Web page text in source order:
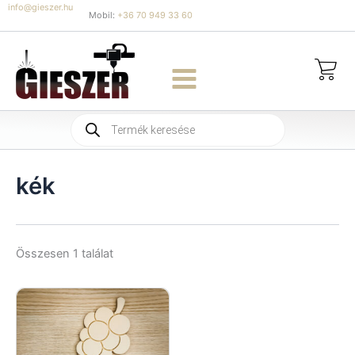
Skip
to
content
info@gieszer.hu
Mobil: +36 70 949 33 60
Products
search
kék
Összesen 1 találat